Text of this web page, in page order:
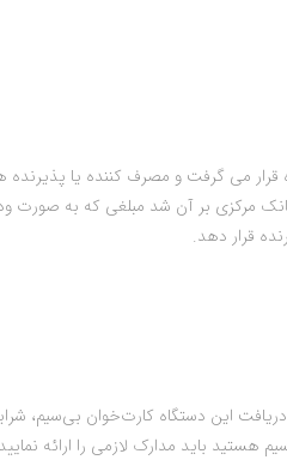
می گرفت و مصرف کننده یا پذیرنده
بانک مرکزی بر آن شد مبلغی که به صورت
قرار دهد.
این دستگاه‌ کارت‌خوان بی‌سیم،
هستید باید مدارک لازمی را ارائه